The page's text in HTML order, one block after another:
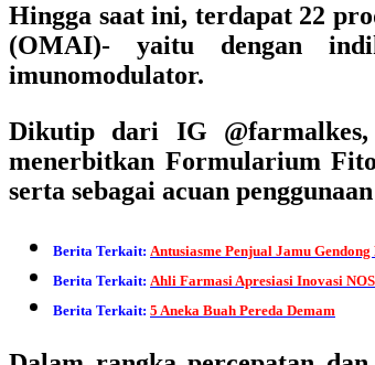
Hingga saat ini, terdapat 22
(OMAI)- yaitu dengan
imunomodulator.
Dikutip dari IG @farmalkes,
menerbitkan Formularium
serta sebagai acuan
Berita Terkait: Antusiasme Penjual Jamu
Berita Terkait: Ahli Farmasi Apresiasi Inovasi
Berita Terkait: 5 Aneka Buah Pereda Demam